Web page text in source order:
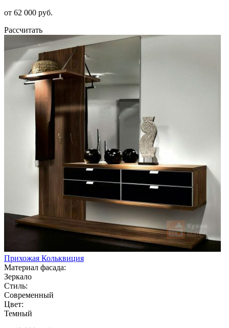
от 62 000 руб.
Рассчитать
Прихожая Кольквиция
Материал фасада:
Зеркало
Стиль:
Современный
Цвет:
Темный